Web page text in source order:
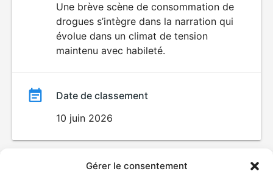
Gérer le consentement
Une brève scène de consommation de
drogues s’intègre dans la narration qui
évolue dans un climat de tension
maintenu avec habileté.
Date de classement
10 juin 2026